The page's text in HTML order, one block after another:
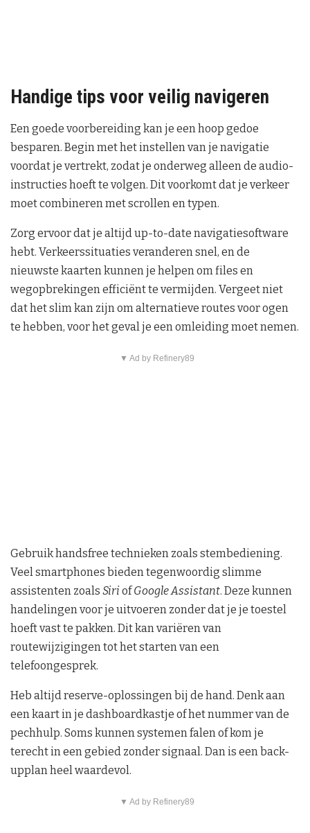
Handige tips voor veilig navigeren
Een goede voorbereiding kan je een hoop gedoe
besparen. Begin met het instellen van je navigatie
voordat je vertrekt, zodat je onderweg alleen de audio-
instructies hoeft te volgen. Dit voorkomt dat je verkeer
moet combineren met scrollen en typen.
Zorg ervoor dat je altijd up-to-date navigatiesoftware
hebt. Verkeerssituaties veranderen snel, en de
nieuwste kaarten kunnen je helpen om files en
wegopbrekingen efficiënt te vermijden. Vergeet niet
dat het slim kan zijn om alternatieve routes voor ogen
te hebben, voor het geval je een omleiding moet nemen.
▼ Ad by Refinery89
Gebruik handsfree technieken zoals stembediening.
Veel smartphones bieden tegenwoordig slimme
assistenten zoals Siri ofGoogle Assistant. Deze kunnen
handelingen voor je uitvoeren zonder dat je je toestel
hoeft vast te pakken. Dit kan variëren van
routewijzigingen tot het starten van een
telefoongesprek.
Heb altijd reserve-oplossingen bij de hand. Denk aan
een kaart in je dashboardkastje of het nummer van de
pechhulp. Soms kunnen systemen falen of kom je
terecht in een gebied zonder signaal. Dan is een back-
upplan heel waardevol.
▼ Ad by Refinery89